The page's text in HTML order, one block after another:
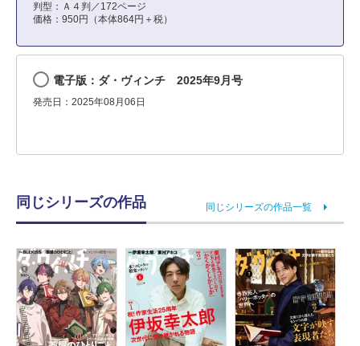
判型：Ａ４判／172ページ
価格：950円（本体864円＋税）
電子版：ダ・ヴィンチ 2025年9月号
発売日：2025年08月06日
同じシリーズの作品 同じシリーズの作品一覧